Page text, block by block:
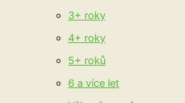
3+ roky
4+ roky
5+ roků
6 a více let